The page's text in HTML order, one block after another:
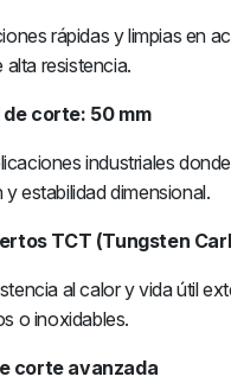
rápidas y limpias en
alta resistencia.
corte: 50 mm
industriales
estabilidad dimensional.
TCT (Tungsten
al calor y vida útil
o inoxidables.
corte avanzada